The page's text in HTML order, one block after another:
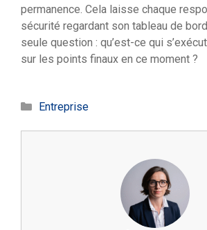
permanence. Cela laisse chaque
sécurité regardant son tableau de
seule question : qu’est-ce qui
sur les points finaux en ce moment ?
Catégories
Entreprise